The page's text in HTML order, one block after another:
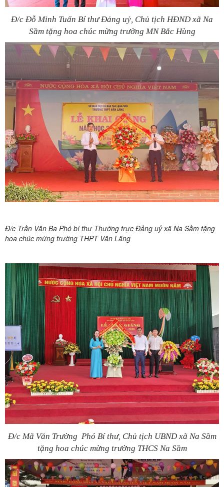
Đ/c Đỗ Minh Tuấn Bí thư Đảng uỷ, Chủ tịch HĐND xã Na
Sầm tặng hoa chúc mừng trường MN Bắc Hùng
Đ/c Trần Văn Ba Phó bí thư Thường trực Đảng uỷ xã Na Sầm tặng
hoa chúc mừng trường THPT Văn Lãng
Đ/c Mã Văn Trường Phó Bí thư, Chủ tịch UBND xã Na Sầm
tặng hoa chúc mừng trường THCS Na Sầm